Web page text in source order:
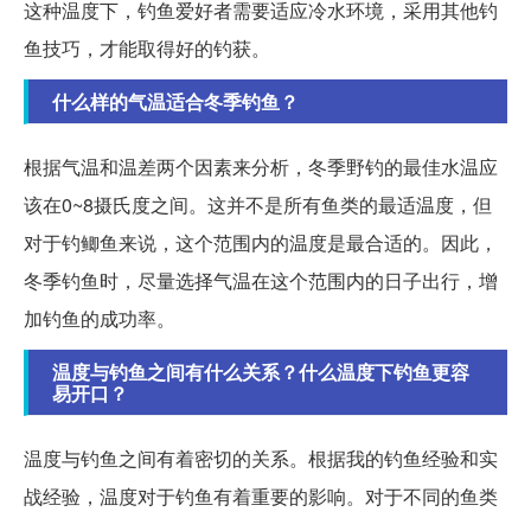
这种温度下，钓鱼爱好者需要适应冷水环境，采用其他钓
鱼技巧，才能取得好的钓获。
什么样的气温适合冬季钓鱼？
根据气温和温差两个因素来分析，冬季野钓的最佳水温应
该在0~8摄氏度之间。这并不是所有鱼类的最适温度，但
对于钓鲫鱼来说，这个范围内的温度是最合适的。因此，
冬季钓鱼时，尽量选择气温在这个范围内的日子出行，增
加钓鱼的成功率。
温度与钓鱼之间有什么关系？什么温度下钓鱼更容
易开口？
温度与钓鱼之间有着密切的关系。根据我的钓鱼经验和实
战经验，温度对于钓鱼有着重要的影响。对于不同的鱼类